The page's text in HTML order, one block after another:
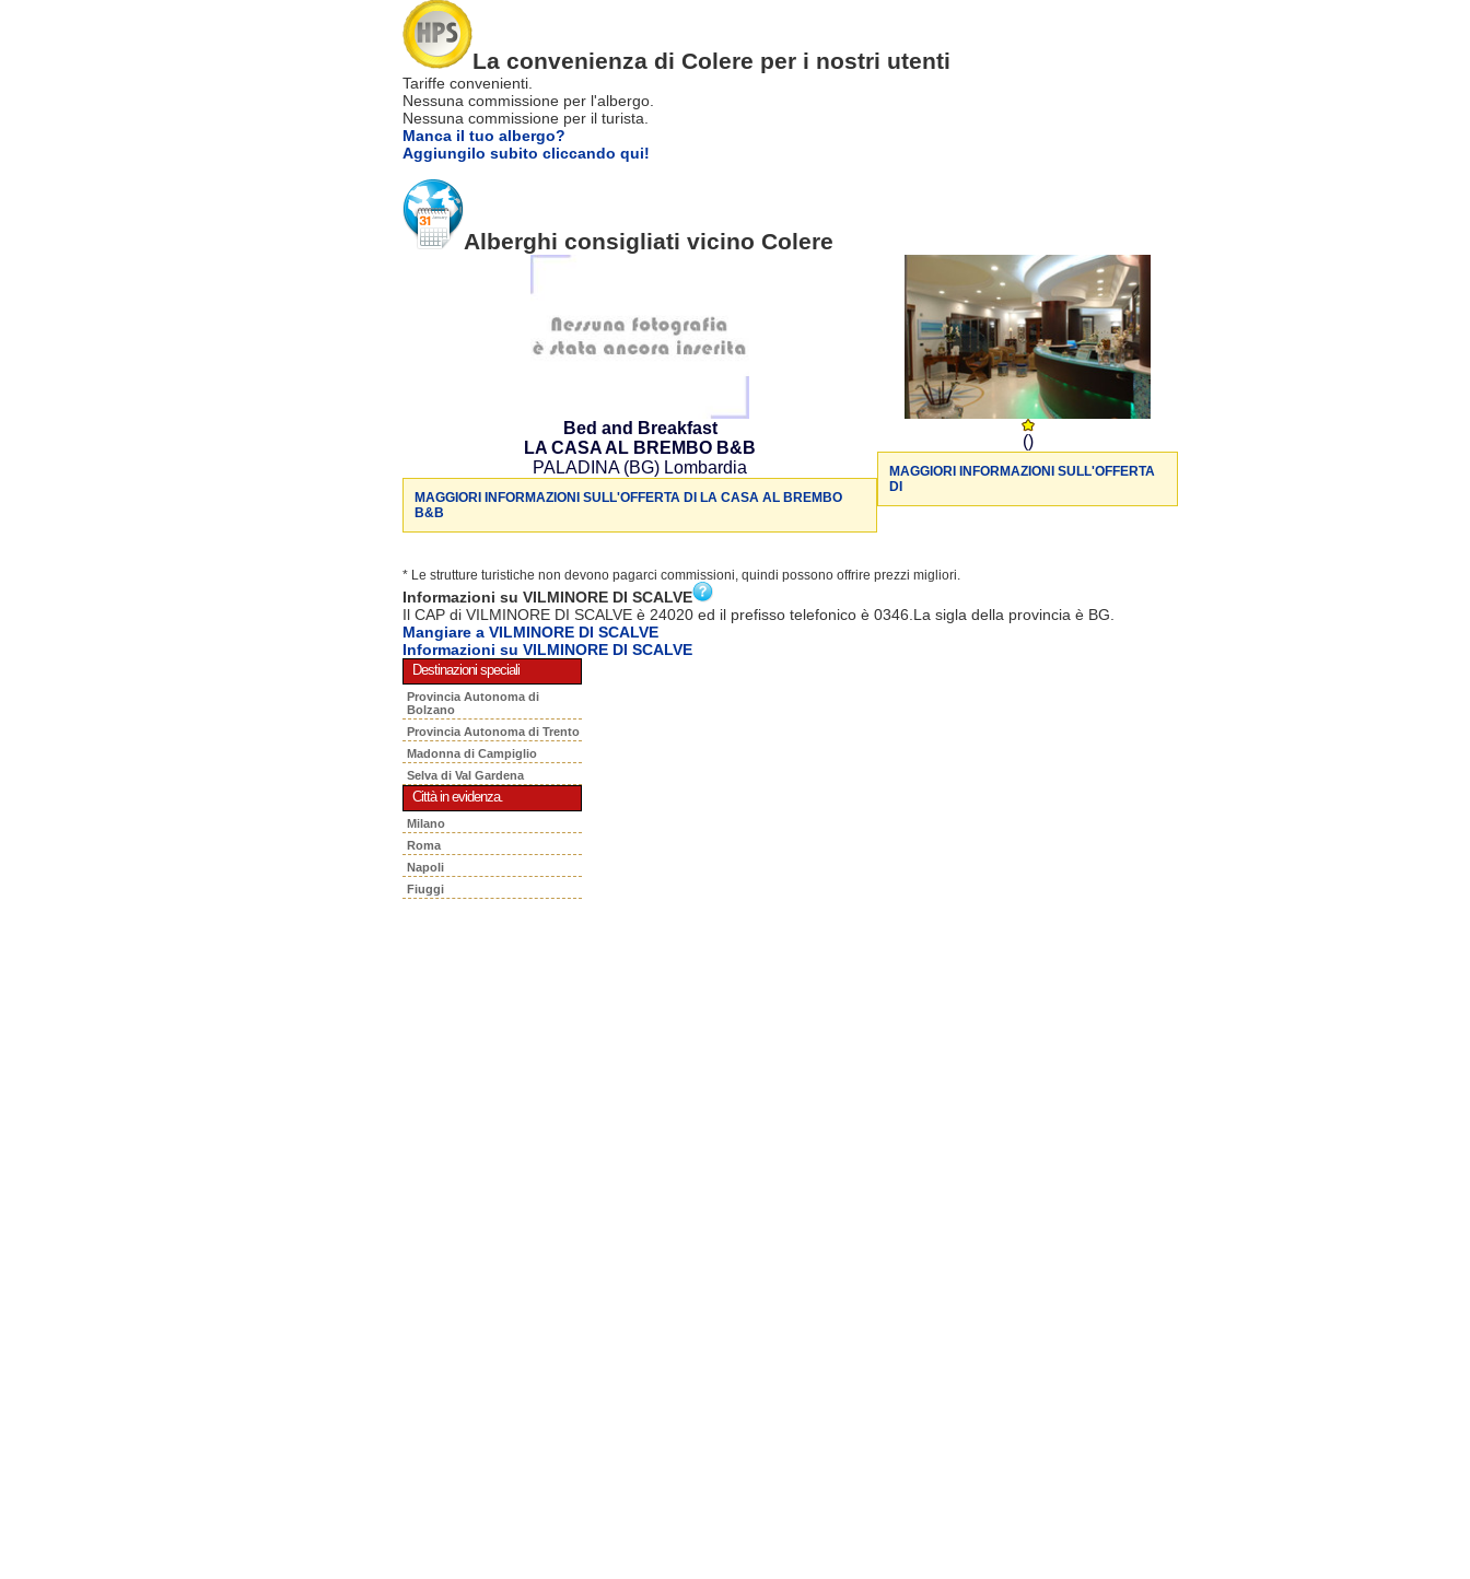
La convenienza di Colere per i nostri utenti
Tariffe convenienti.
Nessuna commissione per l'albergo.
Nessuna commissione per il turista.
Manca il tuo albergo?
Aggiungilo subito cliccando qui!
Alberghi consigliati vicino Colere
Bed and Breakfast
LA CASA AL BREMBO B&B
PALADINA (BG) Lombardia
MAGGIORI INFORMAZIONI SULL'OFFERTA DI LA CASA AL BREMBO
B&B
()
MAGGIORI INFORMAZIONI SULL'OFFERTA
DI
* Le strutture turistiche non devono pagarci commissioni, quindi possono offrire prezzi migliori.
Informazioni su VILMINORE DI SCALVE
Il CAP di VILMINORE DI SCALVE è 24020 ed il prefisso telefonico è 0346.La sigla della provincia è BG.
Mangiare a VILMINORE DI SCALVE
Informazioni su VILMINORE DI SCALVE
Destinazioni speciali
Provincia Autonoma di
Bolzano
Provincia Autonoma di Trento
Madonna di Campiglio
Selva di Val Gardena
Città in evidenza.
Milano
Roma
Napoli
Fiuggi